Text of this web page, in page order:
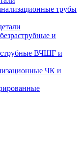
трубы
и
ВЧШГ и
ЧК и